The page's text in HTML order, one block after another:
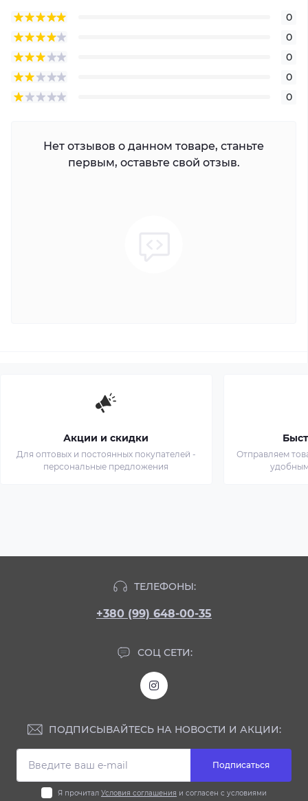
0
0
0
0
0
Нет отзывов о данном товаре, станьте
первым, оставьте свой отзыв.
Акции и скидки
Для оптовых и постоянных покупателей -
персональные предложения
Отправляем
ТЕЛЕФОНЫ:
+380 (99) 648-00-35
СОЦ СЕТИ:
ПОДПИСЫВАЙТЕСЬ НА НОВОСТИ И АКЦИИ:
Подписаться
Я прочитал Условия соглашения и согласен с условиями